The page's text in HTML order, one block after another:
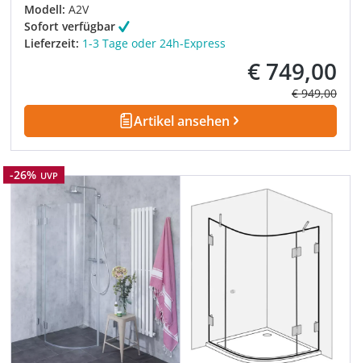
Modell: A2V
Sofort verfügbar
Lieferzeit: 1-3 Tage oder 24h-Express
Verkaufspreis:
€ 749,00
Regulärer
€ 949,00
Artikel ansehen
Rabatt
-26% UVP